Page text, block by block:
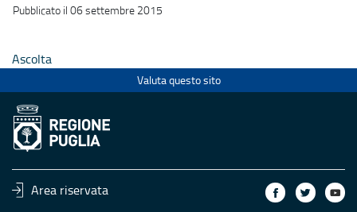
Pubblicato il 06 settembre 2015
Ascolta
Valuta questo sito
Area riservata